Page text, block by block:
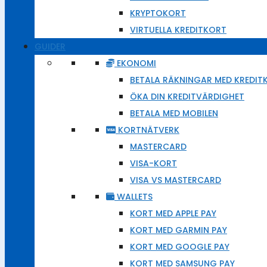
KRYPTOKORT
VIRTUELLA KREDITKORT
GUIDER
EKONOMI
BETALA RÄKNINGAR MED
ÖKA DIN KREDITVÄRDIGHET
BETALA MED MOBILEN
KORTNÄTVERK
MASTERCARD
VISA-KORT
VISA VS MASTERCARD
WALLETS
KORT MED APPLE PAY
KORT MED GARMIN PAY
KORT MED GOOGLE PAY
KORT MED SAMSUNG PAY